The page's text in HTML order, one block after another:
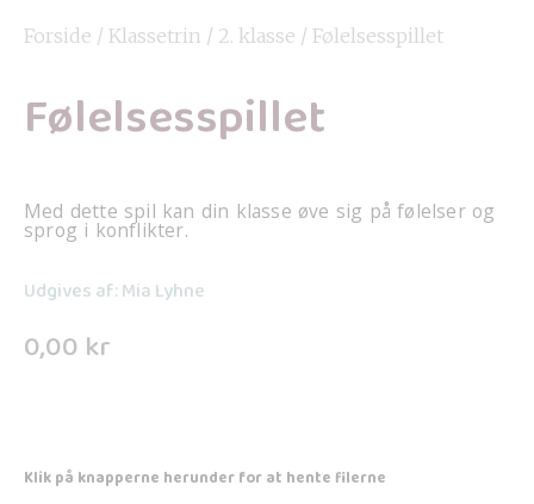
Forside / Klassetrin / 2. klasse / Følelsesspillet
Følelsesspillet
Med dette spil kan din klasse øve sig på følelser og
sprog i konflikter.
Udgives af: Mia Lyhne
0,00 kr
Klik på knapperne herunder for at hente filerne